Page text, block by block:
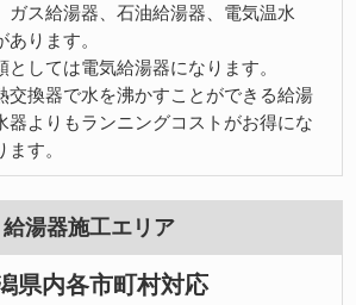
ガス給湯器、石油給湯器、電気温水
ります。
しては電気給湯器になります。
交換器で水を沸かすことができる給湯
器よりもランニングコストがお得にな
す。
給湯器施工エリア
県内各市町村対応